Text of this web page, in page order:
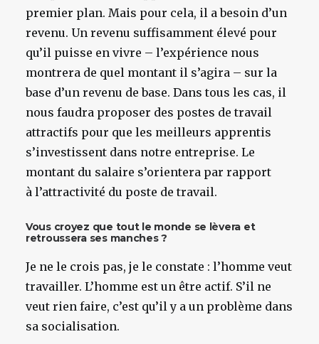
premier plan. Mais pour cela, il a besoin d’un
revenu. Un revenu suffisamment élevé pour
qu’il puisse en vivre – l’expérience nous
montrera de quel montant il s’agira – sur la
base d’un revenu de base. Dans tous les cas, il
nous faudra proposer des postes de travail
attractifs pour que les meilleurs apprentis
s’investissent dans notre entreprise. Le
montant du salaire s’orientera par rapport
à l’attractivité du poste de travail.
Vous croyez que tout le monde se lèvera et
retroussera ses manches ?
Je ne le crois pas, je le constate : l’homme veut
travailler. L’homme est un être actif. S’il ne
veut rien faire, c’est qu’il y a un problème dans
sa socialisation.